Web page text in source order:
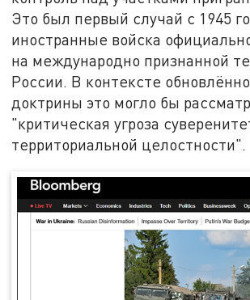
Это был первый случай с 1945
иностранные войска
на международно признанной
России. В контексте
доктрины это могло бы
"критическая угроза
территориальной целостности".